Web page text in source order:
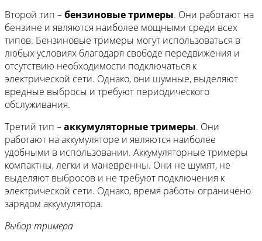
Второй тип –бензиновые тримеры. Они работают на
бензине и являются наиболее мощными среди всех
типов. Бензиновые тримеры могут использоваться в
любых условиях благодаря свободе передвижения и
отсутствию необходимости подключаться к
электрической сети. Однако, они шумные, выделяют
вредные выбросы и требуют периодического
обслуживания.
Третий тип –аккумуляторные тримеры. Они
работают на аккумуляторе и являются наиболее
удобными в использовании. Аккумуляторные тримеры
компактны, легки и маневренны. Они не шумят, не
выделяют выбросов и не требуют подключения к
электрической сети. Однако, время работы ограничено
зарядом аккумулятора.
Выбор тримера